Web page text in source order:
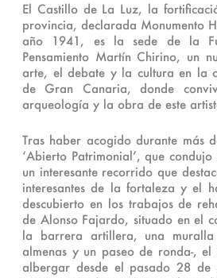
El Castillo de La Luz, la
provincia, declarada Monumento
año 1941, es la sede de la
Pensamiento Martín Chirino, un
arte, el debate y la cultura en la
de Gran Canaria, donde
arqueología y la obra de este
Tras haber acogido durante más
‘Abierto Patrimonial’, que
un interesante recorrido que
interesantes de la fortaleza y el
descubierto en los trabajos de
de Alonso Fajardo, situado en el
la barrera artillera, una
almenas y un paseo de ronda-,
albergar desde el pasado 28 de